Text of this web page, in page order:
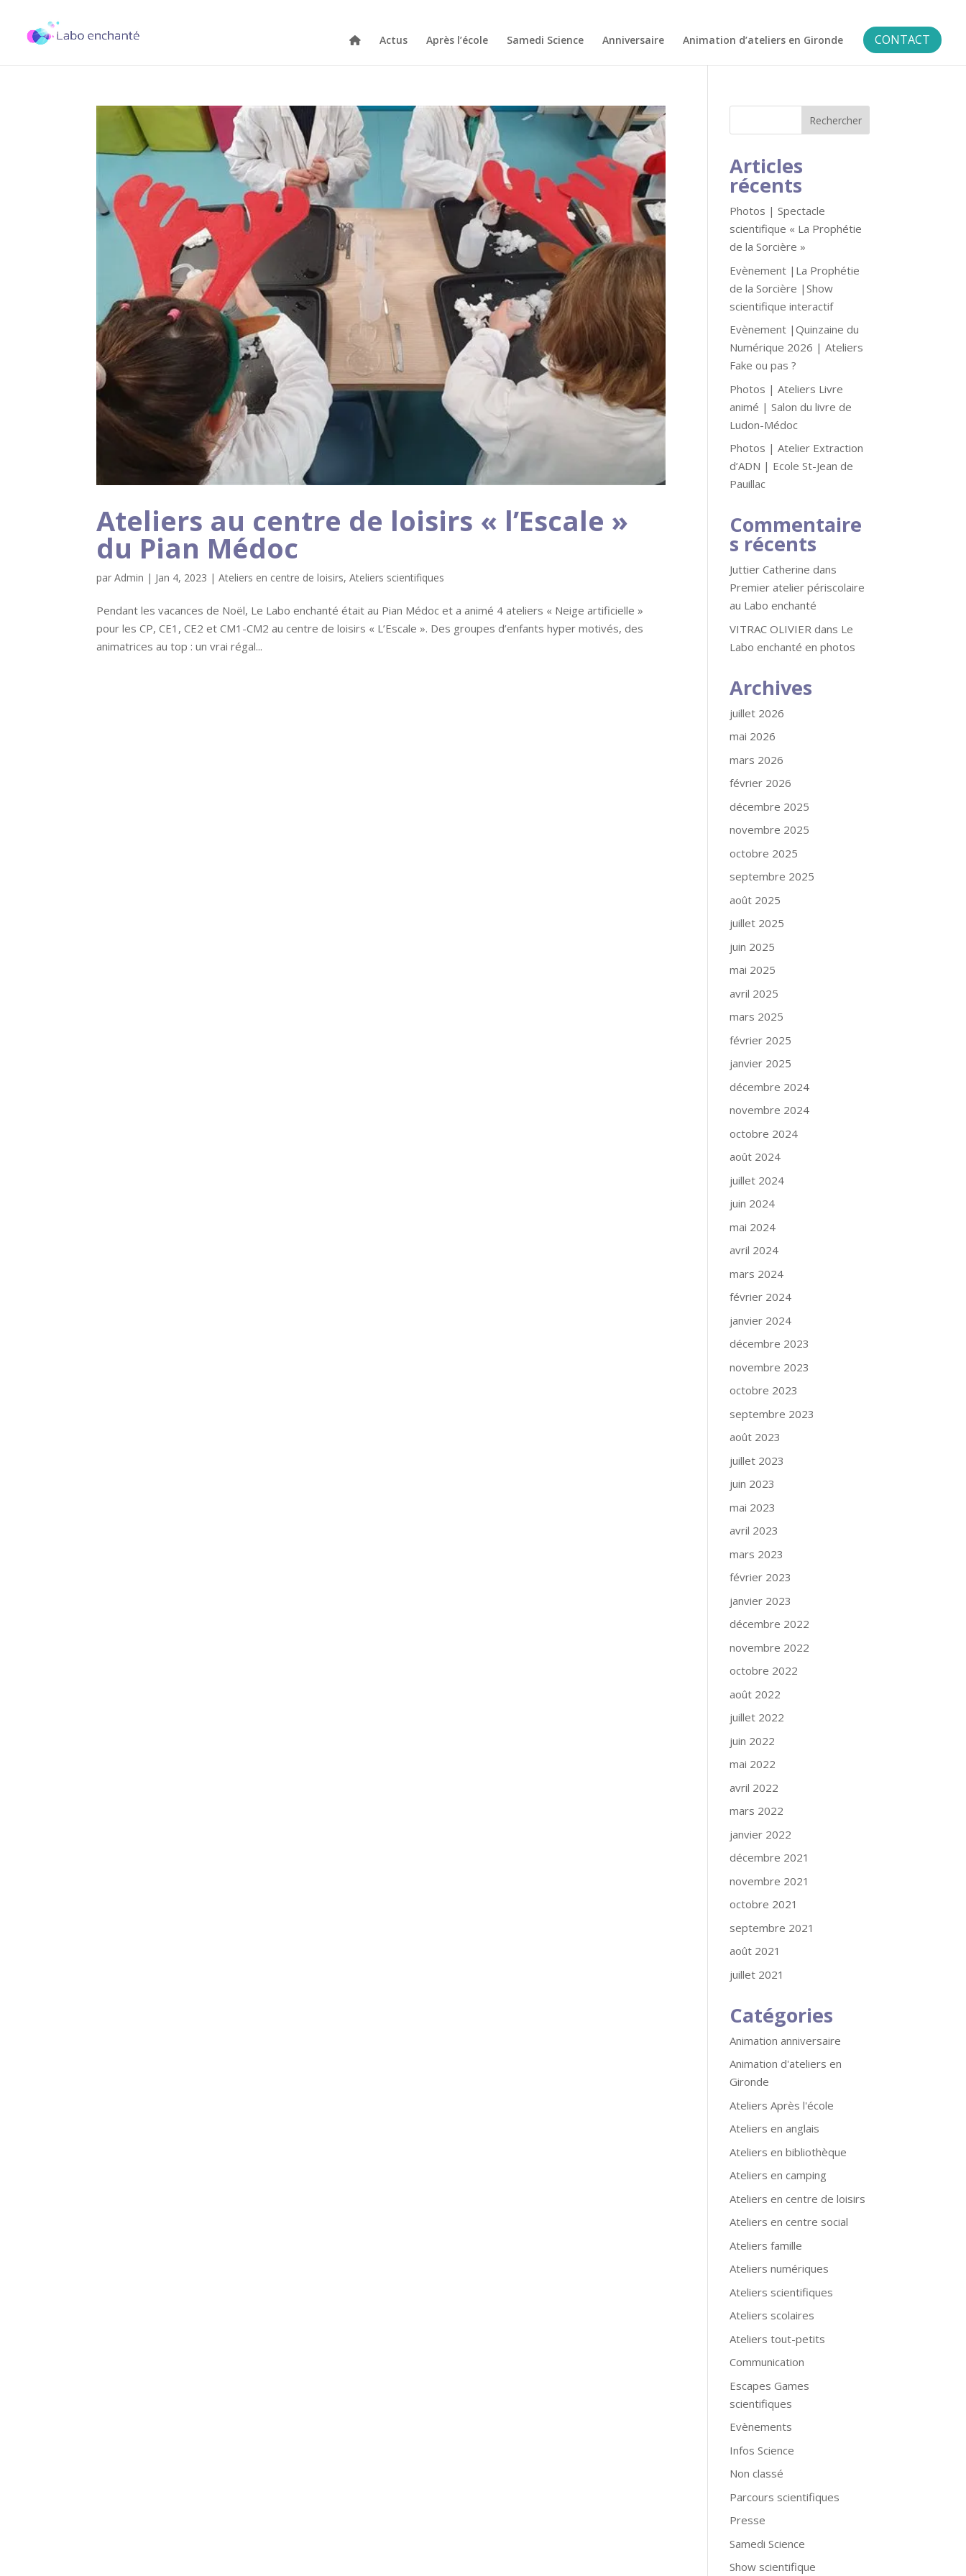
Actus Après l’école Samedi Science Anniversaire Animation d’ateliers en Gironde CONTACT
Ateliers au centre de loisirs « l’Escale »
du Pian Médoc
parAdmin | Jan 4, 2023 |Ateliers en centre de loisirs,Ateliers scientifiques
Pendant les vacances de Noël, Le Labo enchanté était au Pian Médoc et a animé 4 ateliers « Neige artificielle »
pour les CP, CE1, CE2 et CM1-CM2 au centre de loisirs « L’Escale ». Des groupes d’enfants hyper motivés, des
animatrices au top : un vrai régal...
Articles
récents
Photos | Spectacle
scientifique « La Prophétie
de la Sorcière »
Evènement |La Prophétie
de la Sorcière |Show
scientifique interactif
Evènement |Quinzaine du
Numérique 2026 | Ateliers
Fake ou pas ?
Photos | Ateliers Livre
animé | Salon du livre de
Ludon-Médoc
Photos | Atelier Extraction
d’ADN | Ecole St-Jean de
Pauillac
Commentaire
s récents
Juttier Catherine dans
Premier atelier périscolaire
au Labo enchanté
VITRAC OLIVIER dans Le
Labo enchanté en photos
Archives
juillet 2026
mai 2026
mars 2026
février 2026
décembre 2025
novembre 2025
octobre 2025
septembre 2025
août 2025
juillet 2025
juin 2025
mai 2025
avril 2025
mars 2025
février 2025
janvier 2025
décembre 2024
novembre 2024
octobre 2024
août 2024
juillet 2024
juin 2024
mai 2024
avril 2024
mars 2024
février 2024
janvier 2024
décembre 2023
novembre 2023
octobre 2023
septembre 2023
août 2023
juillet 2023
juin 2023
mai 2023
avril 2023
mars 2023
février 2023
janvier 2023
décembre 2022
novembre 2022
octobre 2022
août 2022
juillet 2022
juin 2022
mai 2022
avril 2022
mars 2022
janvier 2022
décembre 2021
novembre 2021
octobre 2021
septembre 2021
août 2021
juillet 2021
Catégories
Animation anniversaire
Animation d'ateliers en
Gironde
Ateliers Après l'école
Ateliers en anglais
Ateliers en bibliothèque
Ateliers en camping
Ateliers en centre de loisirs
Ateliers en centre social
Ateliers famille
Ateliers numériques
Ateliers scientifiques
Ateliers scolaires
Ateliers tout-petits
Communication
Escapes Games
scientifiques
Evènements
Infos Science
Non classé
Parcours scientifiques
Presse
Samedi Science
Show scientifique